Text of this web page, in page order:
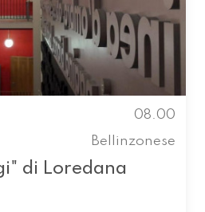
08.00
Bellinzonese
di Loredana